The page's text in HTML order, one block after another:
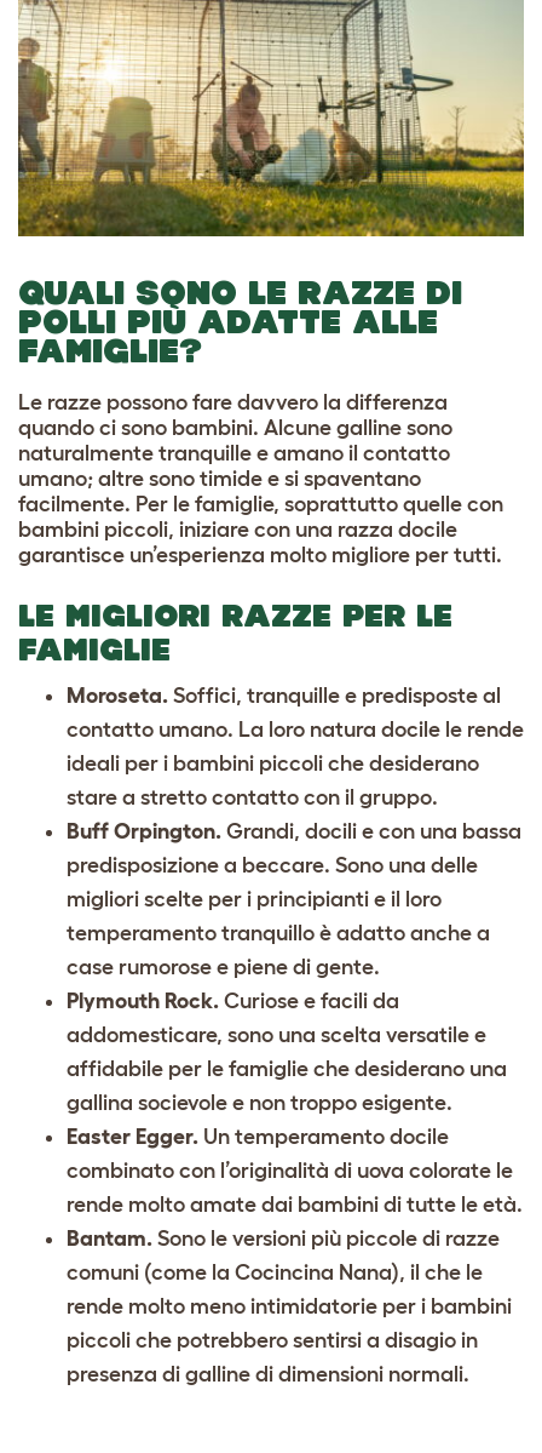
QUALI SONO LE RAZZE DI
POLLI PIÙ ADATTE ALLE
FAMIGLIE?
Le razze possono fare davvero la differenza
quando ci sono bambini. Alcune galline sono
naturalmente tranquille e amano il contatto
umano; altre sono timide e si spaventano
facilmente. Per le famiglie, soprattutto quelle con
bambini piccoli, iniziare con una razza docile
garantisce un’esperienza molto migliore per tutti.
LE MIGLIORI RAZZE PER LE
FAMIGLIE
Moroseta. Soffici, tranquille e predisposte al
contatto umano. La loro natura docile le rende
ideali per i bambini piccoli che desiderano
stare a stretto contatto con il gruppo.
Buff Orpington. Grandi, docili e con una bassa
predisposizione a beccare. Sono una delle
migliori scelte per i principianti e il loro
temperamento tranquillo è adatto anche a
case rumorose e piene di gente.
Plymouth Rock. Curiose e facili da
addomesticare, sono una scelta versatile e
affidabile per le famiglie che desiderano una
gallina socievole e non troppo esigente.
Easter Egger. Un temperamento docile
combinato con l’originalità di uova colorate le
rende molto amate dai bambini di tutte le età.
Bantam. Sono le versioni più piccole di razze
comuni (come la Cocincina Nana), il che le
rende molto meno intimidatorie per i bambini
piccoli che potrebbero sentirsi a disagio in
presenza di galline di dimensioni normali.